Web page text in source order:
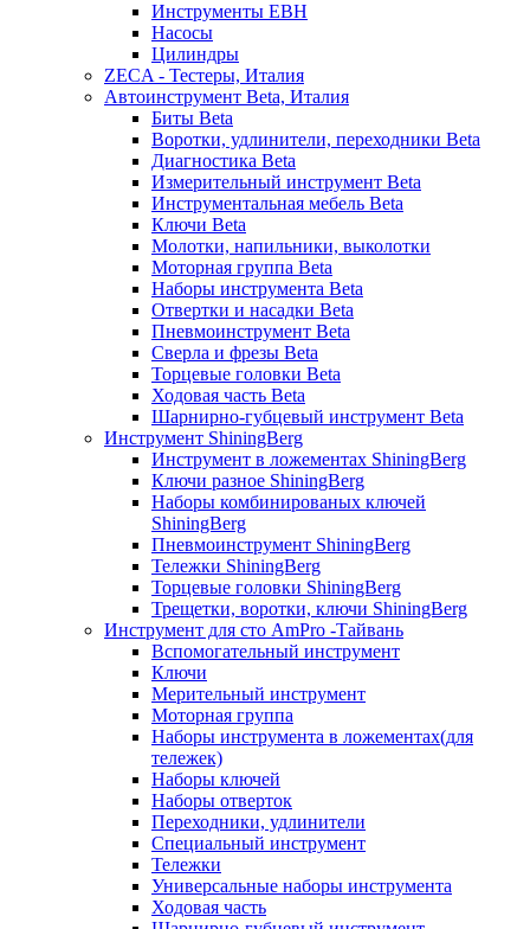
Инструменты EBH
Насосы
Цилиндры
ZECA - Тестеры, Италия
Автоинструмент Beta, Италия
Биты Beta
Воротки, удлинители, переходники Beta
Диагностика Beta
Измерительный инструмент Beta
Инструментальная мебель Beta
Ключи Beta
Молотки, напильники, выколотки
Моторная группа Beta
Наборы инструмента Beta
Отвертки и насадки Beta
Пневмоинструмент Beta
Сверла и фрезы Beta
Торцевые головки Beta
Ходовая часть Beta
Шарнирно-губцевый инструмент Beta
Инструмент ShiningBerg
Инструмент в ложементах ShiningBerg
Ключи разное ShiningBerg
Наборы комбинированых ключей
ShiningBerg
Пневмоинструмент ShiningBerg
Тележки ShiningBerg
Торцевые головки ShiningBerg
Трещетки, воротки, ключи ShiningBerg
Инструмент для сто AmPro -Тайвань
Вспомогательный инструмент
Ключи
Мерительный инструмент
Моторная группа
Наборы инструмента в ложементах(для
тележек)
Наборы ключей
Наборы отверток
Переходники, удлинители
Специальный инструмент
Тележки
Универсальные наборы инструмента
Ходовая часть